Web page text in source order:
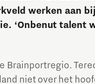
Industries
Tech Campus
e Campus
werken aan
‘Onbenut talent
Brainportregio.
niet over het